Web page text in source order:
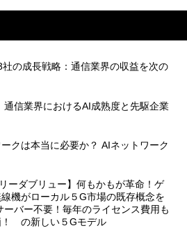
の成長戦略：通信業界の収益を次の
通信業界におけるAI成熟度と先駆企業
クは本当に必要か？ AIネットワーク
ーダブリュー】何もかもが革命！ゲ
機がローカル５G市場の既存概念を
バー不要！毎年のライセンス費用も
！ の新しい５Gモデル